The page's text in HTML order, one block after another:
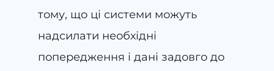
тому, що ці системи можуть
надсилати необхідні
попередження і дані задовго до